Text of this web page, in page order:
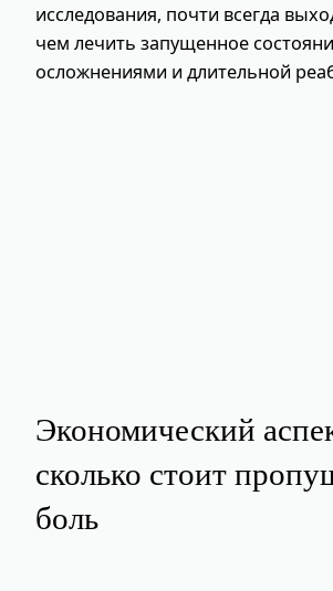
исследования, почти всегда
чем лечить запущенное
осложнениями и длительной
Экономический
сколько стоит
боль